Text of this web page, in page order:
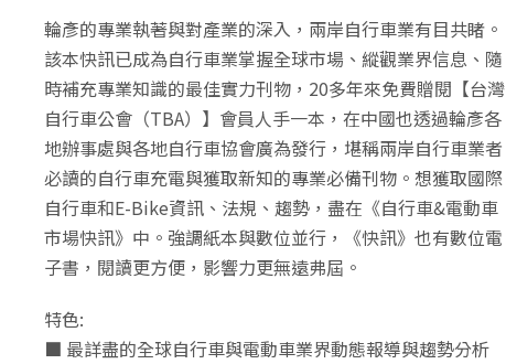
輪彥的專業執著與對產業的深入，兩岸自行車業有目共睹。
該本快訊已成為自行車業掌握全球市場、縱觀業界信息、隨
時補充專業知識的最佳實力刊物，20多年來免費贈閱【台灣
自行車公會（TBA）】會員人手一本，在中國也透過輪彥各
地辦事處與各地自行車協會廣為發行，堪稱兩岸自行車業者
必讀的自行車充電與獲取新知的專業必備刊物。想獲取國際
自行車和E-Bike資訊、法規、趨勢，盡在《自行車&電動車
市場快訊》中。強調紙本與數位並行，《快訊》也有數位電
子書，閱讀更方便，影響力更無遠弗屆。
特色:
■ 最詳盡的全球自行車與電動車業界動態報導與趨勢分析